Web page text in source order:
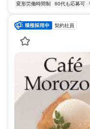
変形労働時間制 60代も応募可
契約社員